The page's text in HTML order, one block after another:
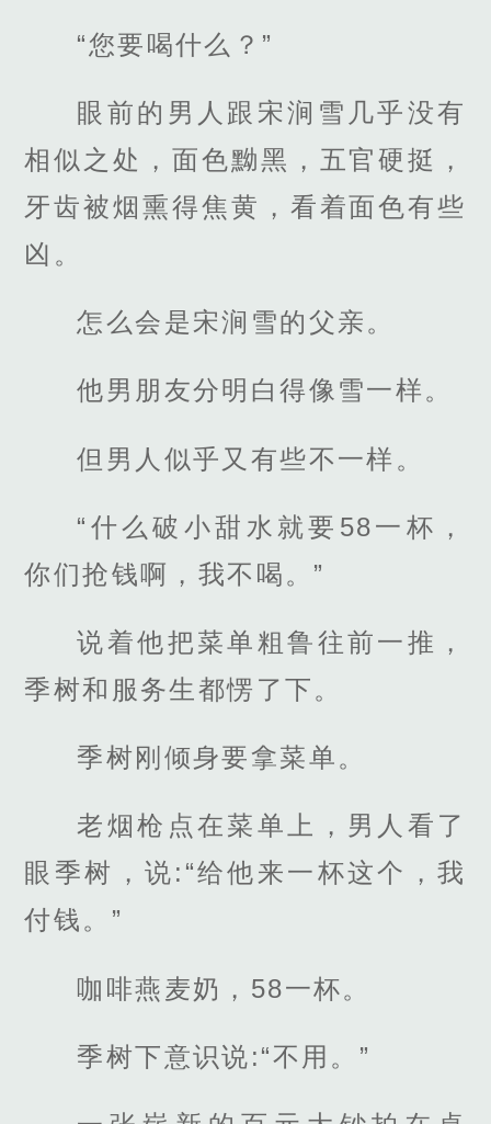
“您要喝什么？”
眼前的男人跟宋涧雪几乎没有
相似之处，面色黝黑，五官硬挺，
牙齿被烟熏得焦黄，看着面色有些
凶。
怎么会是宋涧雪的父亲。
他男朋友分明白得像雪一样。
但男人似乎又有些不一样。
“什么破小甜水就要58一杯，
你们抢钱啊，我不喝。”
说着他把菜单粗鲁往前一推，
季树和服务生都愣了下。
季树刚倾身要拿菜单。
老烟枪点在菜单上，男人看了
眼季树，说:“给他来一杯这个，我
付钱。”
咖啡燕麦奶，58一杯。
季树下意识说:“不用。”